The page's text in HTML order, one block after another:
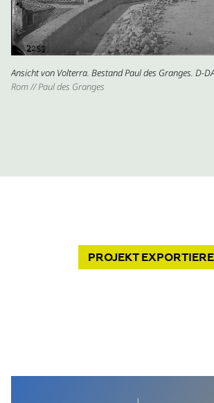
Ansicht von Volterra. Bestand Paul des Granges. D-
Rom // Paul des Granges
PROJEKT